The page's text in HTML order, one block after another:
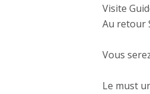
Visite
Au retour
Vous
Le must